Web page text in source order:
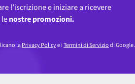
l’iscrizione e iniziare a ricevere
lenostre promozioni.
laPrivacy Policye iTermini di Serviziodi Google.